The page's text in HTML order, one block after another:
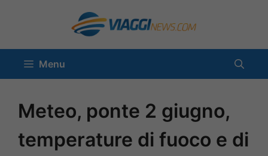
contenuto
Menu
Meteo, ponte 2 giugno,
temperature di fuoco e di